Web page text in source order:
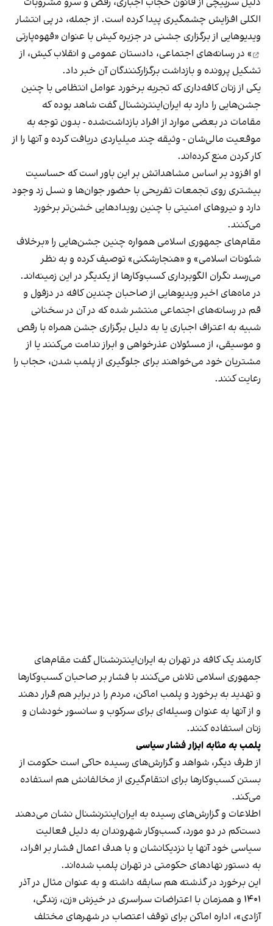
الکلی افزایش چشمگیری پیدا کرده است. از جمله، در پی انتشار
ویدیوهایی از برگزاری جشنی در جزیره کیش با عنوان «قهوه‌پارتی
» در رسانه‌های اجتماعی، دادستان عمومی و انقلاب کیش، از
تشکیل پرونده و بازداشت برگزارکنندگان آن خبر داد.
یکی از زنان کافه‌داری که تجربه برخورد عوامل انتظامی با چنین
جشن‌هایی را دارد به ایران‌اینترنشنال گفت شاهد بوده که
مقامات در بعضی موارد از افراد بازداشت‌‌شده - بدون توجه به
موقعیت مالی‌شان - وثیقه چند میلیاردی دریافت کرده و آنها را از
کار کردن منع کرده‌اند.
او افزود بر اساس مشاهداتش بر این باور است که حساسیت
بیشتری روی تجمعات تفریحی با حضور جوان‌ها و نسل زد وجود
دارد و نیروهای امنیتی با چنین رویدادهایی خشن‌تر برخورد
می‌کنند.
مقام‌های جمهوری اسلامی همواره چنین جشن‌هایی را «برخلاف
شئونات اسلامی» و «هنجارشکنی» توصیف کرده و به نظر
می‌رسد نگران الگوبرداری کسب‌وکارها از یکدیگر در این زمینه‌اند.
در ماه‌های اخیر ویدیوهایی از صاحبان چندین کافه در دزفول و
قم در رسانه‌های اجتماعی منتشر شده که در آن در سخنانی
شبیه به اعتراف اجباری یا به دلیل برگزاری جشن همراه با رقص
و موسیقی، از مسئولان عذرخواهی و ابراز ندامت می‌کنند یا از
مشتریان خود می‌خواهند برای جلوگیری از پلمب شدن، حجاب را
رعایت کنند.
کارمند یک کافه در تهران به ایران‌اینترنشنال گفت مقام‌های
جمهوری اسلامی تلاش می‌کنند با فشار بر صاحبان کسب‌وکارها
و تهدید به برخورد و پلمب اماکن، مردم را در برابر هم قرار دهند
و از آنها به عنوان وسیله‌ای برای سرکوب و سانسور خودشان و
زنان استفاده کنند.
پلمب به مثابه ابزار فشار سیاسی
از طرف دیگر، شواهد و گزارش‌های رسیده حاکی است حکومت از
بستن کسب‌وکارها برای انتقام‌گیری از مخالفانش هم استفاده
می‌کند.
اطلاعات و گزارش‌های رسیده به ایران‌اینترنشنال نشان می‌دهند
دست‌کم در دو مورد، کسب‌وکار شهروندان به دلیل فعالیت
سیاسی خود آنها یا نزدیکانشان و با هدف اعمال فشار بر افراد،
به دستور نهادهای حکومتی در تهران پلمب شده‌اند.
این برخورد در گذشته هم سابقه داشته و به عنوان مثال در آذر
۱۴۰۱ و همزمان با اعتراضات سراسری در خیزش «زن، زندگی،
آزادی»، اداره اماکن برای توقف اعتصاب در شهرهای مختلف